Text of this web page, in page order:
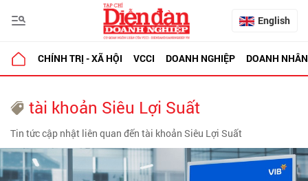
English
CHÍNH TRỊ - XÃ HỘI VCCI DOANH NGHIỆP DOANH NHÂN
tài khoản Siêu Lợi Suất
Tin tức cập nhật liên quan đến tài khoản Siêu Lợi Suất